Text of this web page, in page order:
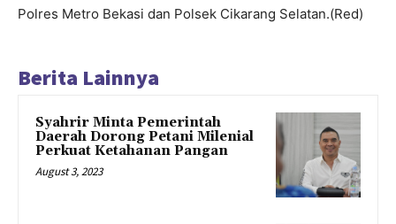
Polres Metro Bekasi dan Polsek Cikarang Selatan.(Red)
Berita Lainnya
Syahrir Minta Pemerintah
Daerah Dorong Petani Milenial
Perkuat Ketahanan Pangan
August 3, 2023